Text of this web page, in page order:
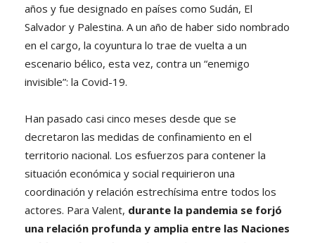
años y fue designado en países como Sudán, El
Salvador y Palestina. A un año de haber sido nombrado
en el cargo, la coyuntura lo trae de vuelta a un
escenario bélico, esta vez, contra un “enemigo
invisible”: la Covid-19.
Han pasado casi cinco meses desde que se
decretaron las medidas de confinamiento en el
territorio nacional. Los esfuerzos para contener la
situación económica y social requirieron una
coordinación y relación estrechísima entre todos los
actores. Para Valent, durante la pandemia se forjó
una relación profunda y amplia entre las Naciones